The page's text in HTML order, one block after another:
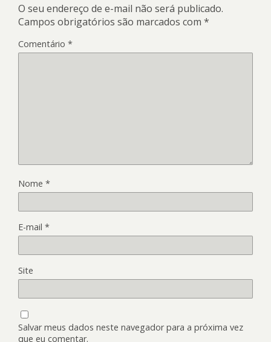
O seu endereço de e-mail não será publicado.
Campos obrigatórios são marcados com *
Comentário *
Nome *
E-mail *
Site
Salvar meus dados neste navegador para a próxima vez
que eu comentar.